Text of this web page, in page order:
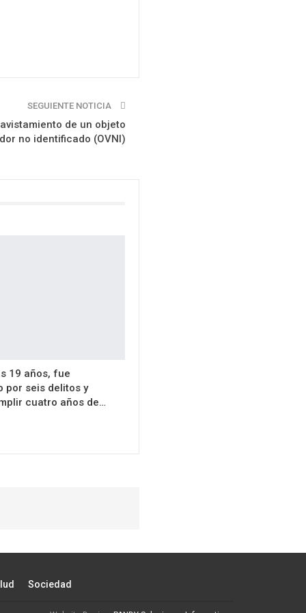
SEGUIENTE NOTICIA
de un objeto
no identificado (OVNI)
19 años, fue
por seis delitos y
cuatro años de…
Sociedad